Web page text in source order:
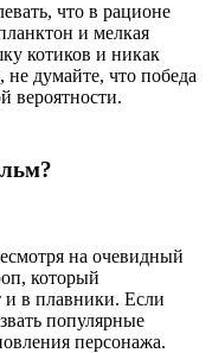
что в рационе
и мелкая
котиков и никак
думайте, что победа
вероятности.
на очевидный
который
и в плавники. Если
популярные
персонажа.